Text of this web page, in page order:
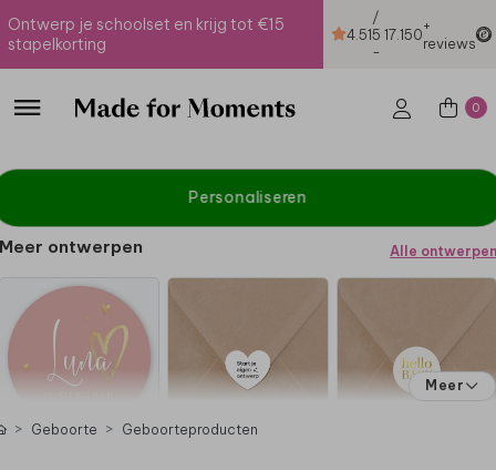
Ontwerp je schoolset en krijg tot €15
stapelkorting
4.51
/
5
-
17.150+
reviews
0
Personaliseren
Meer ontwerpen Alle ontwerpen
Meer
Geboorte Geboorteproducten